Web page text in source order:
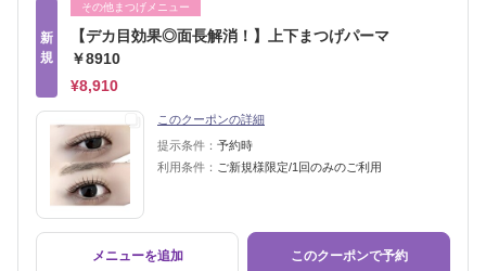
新
規
その他まつげメニュー
【デカ目効果◎面長解消！】上下まつげパーマ
￥8910
¥8,910
このクーポンの詳細
提示条件： 予約時
利用条件： ご新規様限定/1回のみのご利用
メニューを追加 このクーポンで予約